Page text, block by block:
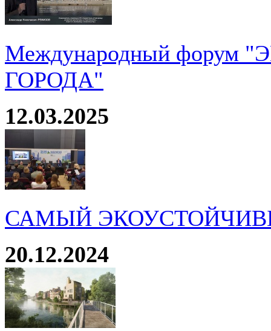
Международный
ГОРОДА"
12.03.2025
САМЫЙ
20.12.2024